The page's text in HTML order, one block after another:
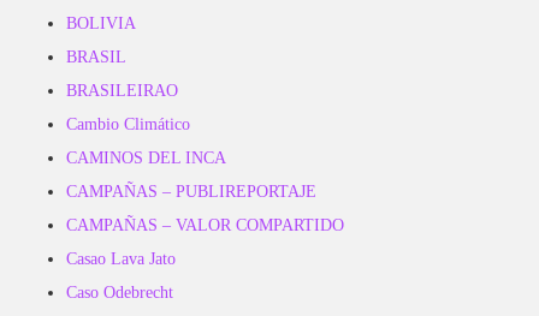
BOLIVIA
BRASIL
BRASILEIRAO
Cambio Climático
CAMINOS DEL INCA
CAMPAÑAS – PUBLIREPORTAJE
CAMPAÑAS – VALOR COMPARTIDO
Casao Lava Jato
Caso Odebrecht